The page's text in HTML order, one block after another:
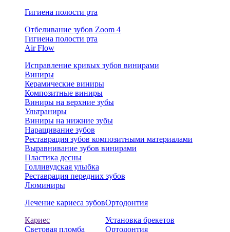
Гигиена полости рта
Отбеливание зубов Zoom 4
Гигиена полости рта
Air Flow
Исправление кривых зубов винирами
Виниры
Керамические виниры
Композитные виниры
Виниры на верхние зубы
Ультраниры
Виниры на нижние зубы
Наращивание зубов
Реставрация зубов композитными материалами
Выравнивание зубов винирами
Пластика десны
Голливудская улыбка
Реставрация передних зубов
Люминиры
Лечение кариеса зубов
Кариес
Световая пломба
Ортодонтия
Установка брекетов
Ортодонтия